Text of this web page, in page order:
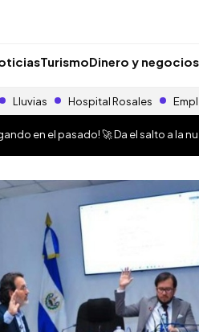
TurismoDinero y negocios
Lluvias Hospital Rosales
en el pasado! 🚀 Da el salto a la